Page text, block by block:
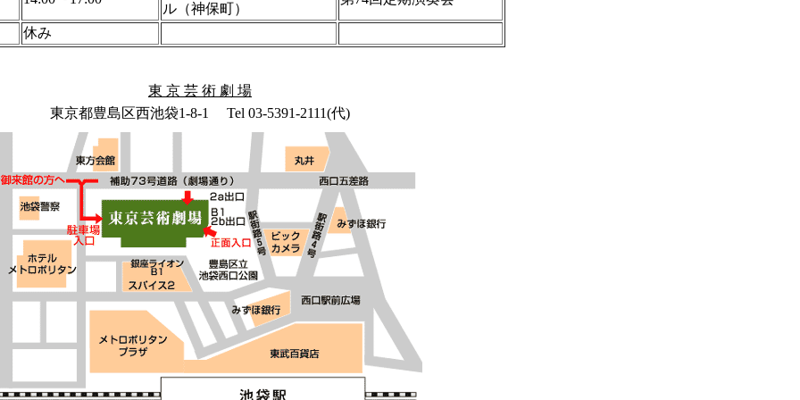
ル（神保町）
休み
東 京 芸 術 劇 場
東京都豊島区西池袋1-8-1 Tel 03-5391-2111(代)